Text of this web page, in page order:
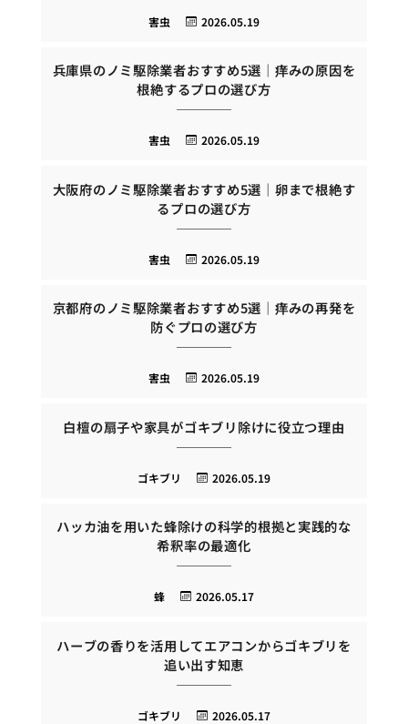
2026.05.19
害虫
兵庫県のノミ駆除業者おすすめ5選｜痒みの原因を
根絶するプロの選び方
2026.05.19
害虫
大阪府のノミ駆除業者おすすめ5選｜卵まで根絶す
るプロの選び方
2026.05.19
害虫
京都府のノミ駆除業者おすすめ5選｜痒みの再発を
防ぐプロの選び方
2026.05.19
害虫
白檀の扇子や家具がゴキブリ除けに役立つ理由
2026.05.19
ゴキブリ
ハッカ油を用いた蜂除けの科学的根拠と実践的な
希釈率の最適化
2026.05.17
蜂
ハーブの香りを活用してエアコンからゴキブリを
追い出す知恵
2026.05.17
ゴキブリ